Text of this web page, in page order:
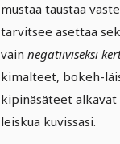
mustaa taustaa
tarvitsee asettaa
vain negatiiviseksi
kimalteet, bokeh-
kipinäsäteet alkavat
leiskua kuvissasi.